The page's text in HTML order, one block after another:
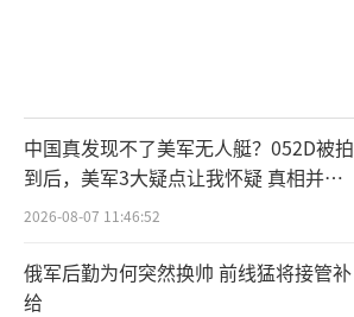
中国真发现不了美军无人艇？052D被拍
到后，美军3大疑点让我怀疑 真相并非
如此
2026-08-07 11:46:52
俄军后勤为何突然换帅 前线猛将接管补
给